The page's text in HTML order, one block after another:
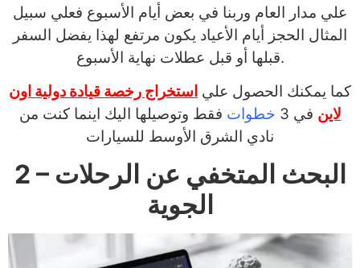
علي مدار العام وربنا في بعض أيام الأسبوع فعلي سبيل
المثال الحجز أيام الأعياد يكون مرتفع لهذا يفضل السفر
قبلها أو قبل عطلات نهاية الأسبوع.
كما يمكنك الحصول علي استخراج رخصة قيادة دولية اون
لاين في 3 خطوات فقط وتوصيلها اليك اينما كنت من
نادي الشرق الأوسط للسيارات
2 – البحث المتخفي عن الرحلات
الجوية